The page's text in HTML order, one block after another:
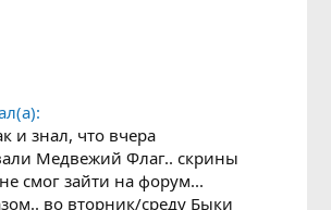
и знал, что вчера
Медвежий Флаг.. скрины
смог зайти на форум...
во вторник/среду Быки